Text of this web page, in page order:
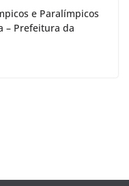
e Paralímpicos
– Prefeitura da